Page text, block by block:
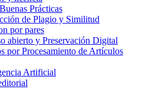
Prácticas
de Plagio y Similitud
por pares
abierto y Preservación Digital
por Procesamiento de Artículos
Artificial